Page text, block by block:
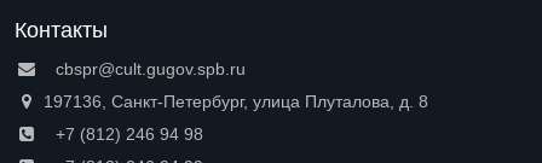
Контакты
cbspr@cult.gugov.spb.ru
197136, Санкт-Петербург, улица Плуталова, д. 8
+7 (812) 246 94 98